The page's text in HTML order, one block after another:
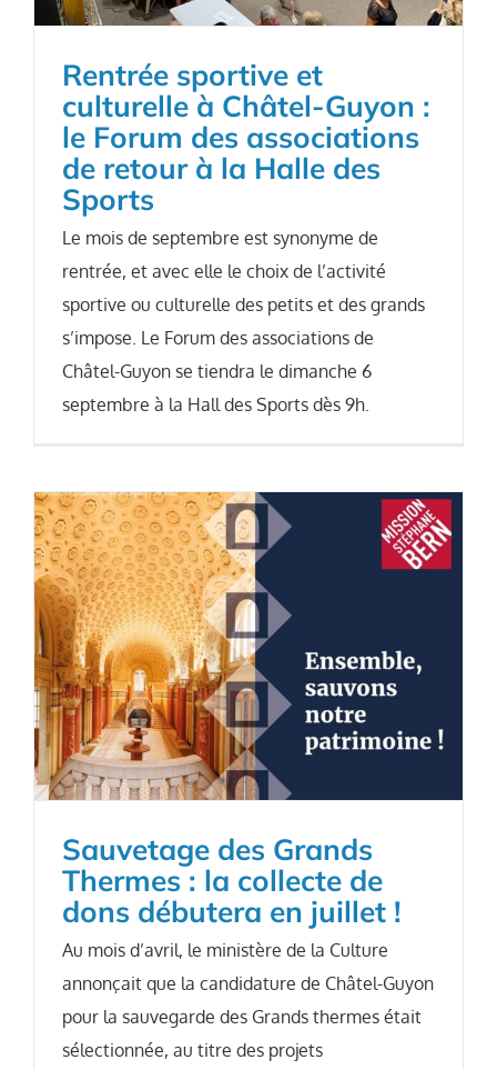
Rentrée sportive et
culturelle à Châtel-Guyon :
le Forum des associations
de retour à la Halle des
Sports
Le mois de septembre est synonyme de
rentrée, et avec elle le choix de l’activité
sportive ou culturelle des petits et des grands
s’impose. Le Forum des associations de
Châtel-Guyon se tiendra le dimanche 6
septembre à la Hall des Sports dès 9h.
Sauvetage des Grands
Thermes : la collecte de
dons débutera en juillet !
Au mois d’avril, le ministère de la Culture
annonçait que la candidature de Châtel-Guyon
pour la sauvegarde des Grands thermes était
sélectionnée, au titre des projets